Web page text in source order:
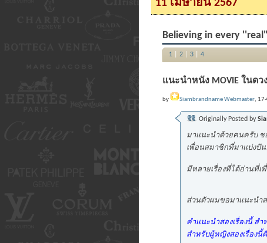
11 เมษายน 2567
Believing in every
1| 2| 3| 4
แนะนำหนัง MOVIE ในด
by Siambrandname Webmaster,
Originally Posted by
มาแนะนำด้วยคนครับ ช
เพื่อนสมาชิกที่มาแบ่งปั
มีหลายเรื่องที่ได้อ่านที่
ส่วนตัวผมขอมาแนะนำส
คำแนะนำสองเรื่องนี้ สำ
สำหรับผู้หญิงสองเรื่องนี้